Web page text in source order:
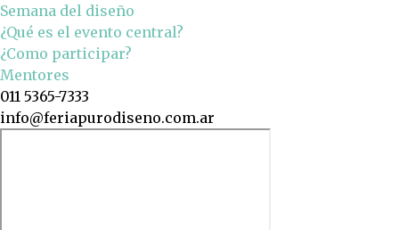
Semana del diseño
¿Qué es el evento central?
¿Como participar?
Mentores
011 5365-7333
info@feriapurodiseno.com.ar